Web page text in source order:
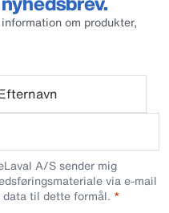
om produkter,
A/S sender mig
via e-mail
til dette formål.